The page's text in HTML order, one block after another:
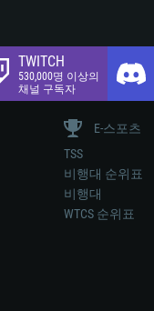
TWITCH
530,000명 이상의
채널 구독자
E-스포츠
TSS
비행대 순위표
비행대
WTCS 순위표